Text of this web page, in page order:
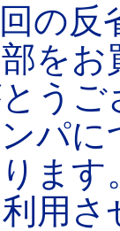
の反
を
うご
パに
ます
用